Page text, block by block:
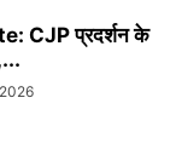
CJP प्रदर्शन के